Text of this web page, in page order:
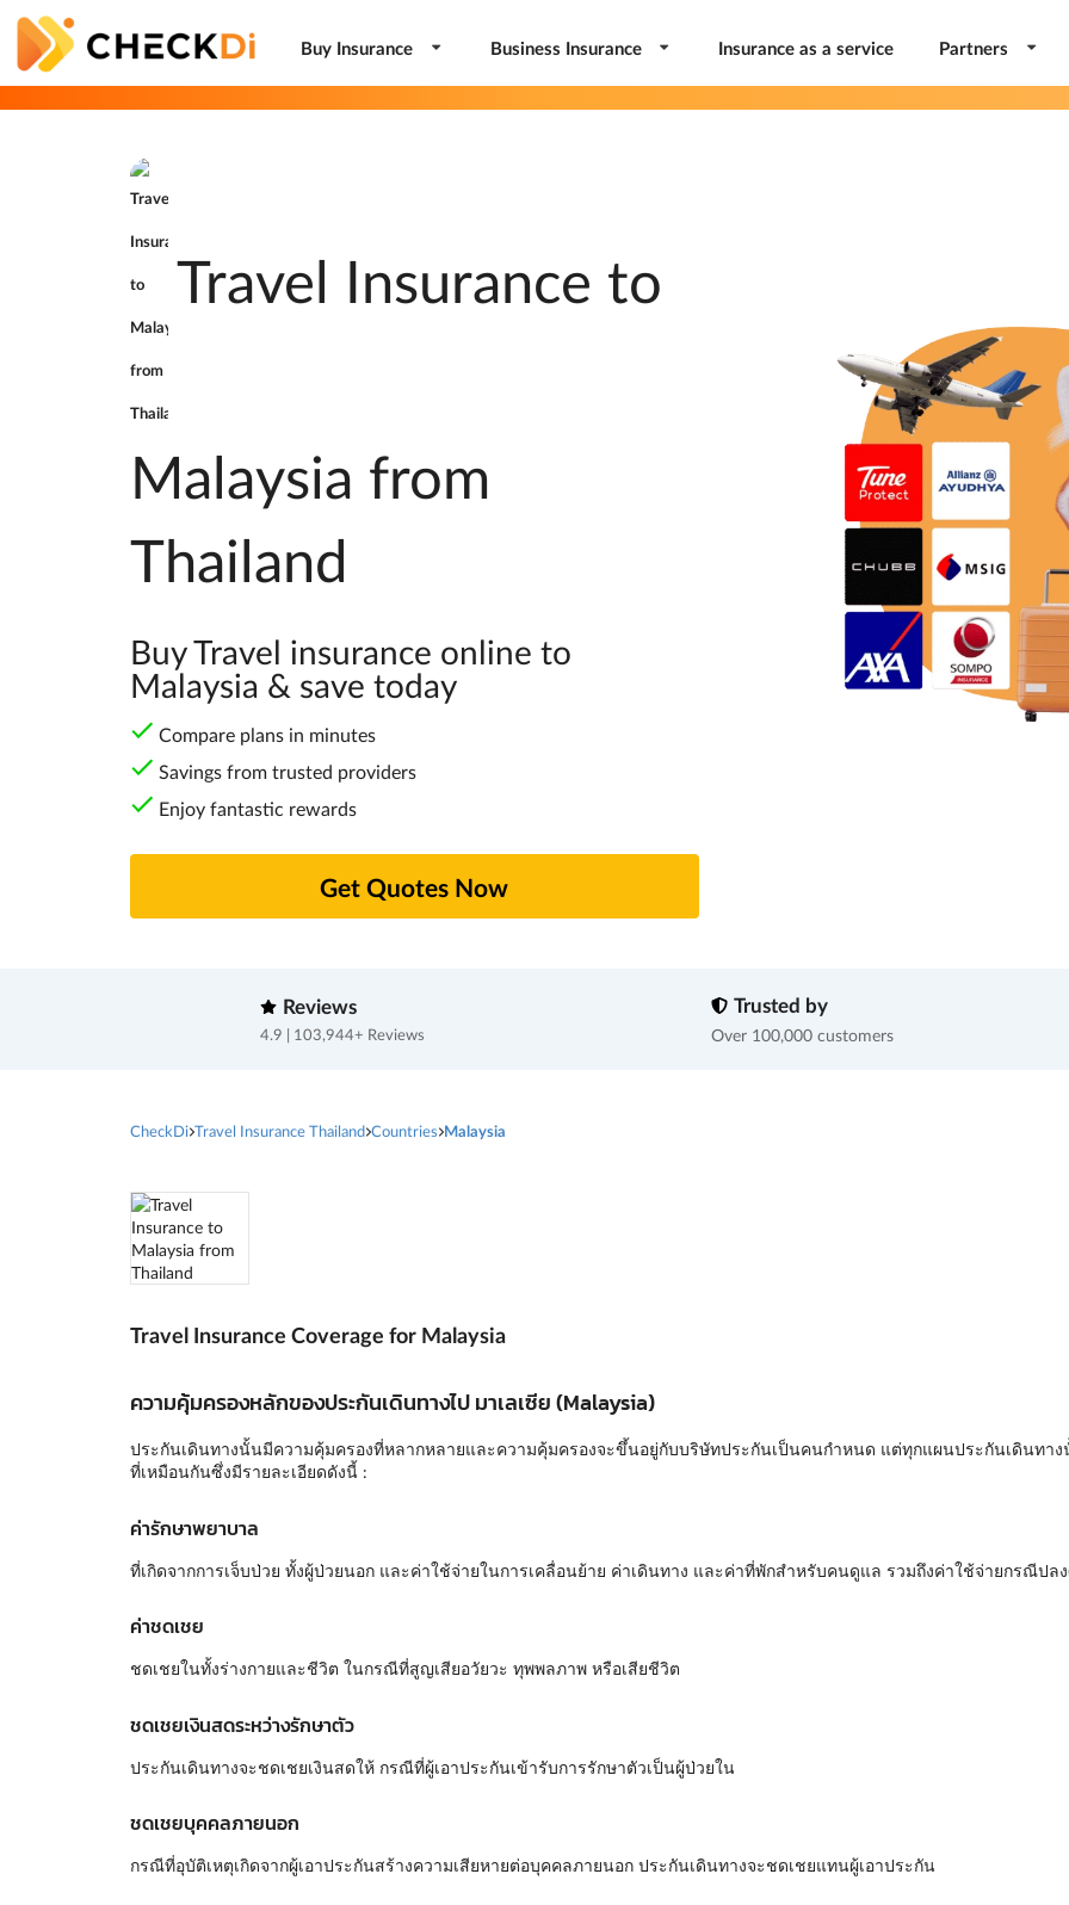
Buy Insurance Business Insurance Insurance as a service Partners
Travel Insurance to
Malaysia from
Thailand
Buy Travel insurance online to
Malaysia & save today
Compare plans in minutes
Savings from trusted providers
Enjoy fantastic rewards
Get Quotes Now
Reviews
4.9 | 103,944+ Reviews
Trusted by
Over 100,000 customers
CheckDi Travel Insurance Thailand Countries Malaysia
Travel Insurance Coverage for Malaysia
ความคุ้มครองหลักของประกันเดินทางไป มาเลเซีย (Malaysia)
ประกันเดินทางนั้นมีความคุ้มครองที่หลากหลายและความคุ้มครองจะขึ้นอยู่กับบริษัทประกันเป็นคนกำหนด แต่ทุกแผนประกันเดินทา
ที่เหมือนกันซึ่งมีรายละเอียดดังนี้ :
ค่ารักษาพยาบาล
ที่เกิดจากการเจ็บป่วย ทั้งผู้ป่วยนอก และค่าใช้จ่ายในการเคลื่อนย้าย ค่าเดินทาง และค่าที่พักสำหรับคนดูแล รวมถึงค่าใช้จ่ายกรณีปล
ค่าชดเชย
ชดเชยในทั้งร่างกายและชีวิต ในกรณีที่สูญเสียอวัยวะ ทุพพลภาพ หรือเสียชีวิต
ชดเชยเงินสดระหว่างรักษาตัว
ประกันเดินทางจะชดเชยเงินสดให้ กรณีที่ผู้เอาประกันเข้ารับการรักษาตัวเป็นผู้ป่วยใน
ชดเชยบุคคลภายนอก
กรณีที่อุบัติเหตุเกิดจากผู้เอาประกันสร้างความเสียหายต่อบุคคลภายนอก ประกันเดินทางจะชดเชยแทนผู้เอาประกัน